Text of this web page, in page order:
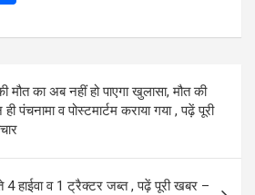
ar
e का अब नहीं हो पाएगा खुलासा, मौत की
पंचनामा व पोस्टमार्टम कराया गया , पढ़ें पूरी
हाईवा व 1 ट्रैक्टर जब्त , पढ़ें पूरी खबर –